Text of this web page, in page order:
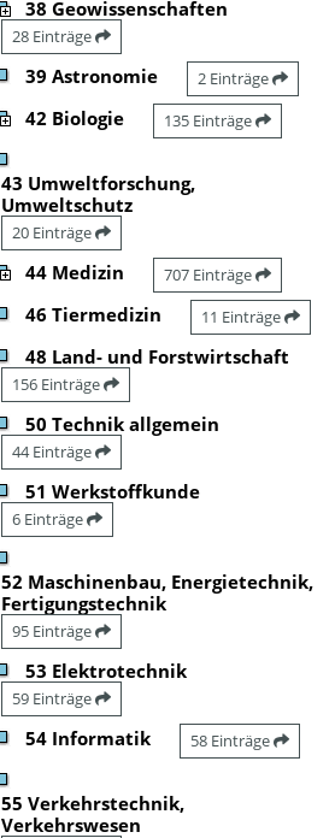
38 Geowissenschaften
28 Einträge
39 Astronomie 2 Einträge
42 Biologie 135 Einträge
43 Umweltforschung,
Umweltschutz
20 Einträge
44 Medizin 707 Einträge
46 Tiermedizin 11 Einträge
48 Land- und Forstwirtschaft
156 Einträge
50 Technik allgemein
44 Einträge
51 Werkstoffkunde
6 Einträge
52 Maschinenbau, Energietechnik,
Fertigungstechnik
95 Einträge
53 Elektrotechnik
59 Einträge
54 Informatik 58 Einträge
55 Verkehrstechnik,
Verkehrswesen